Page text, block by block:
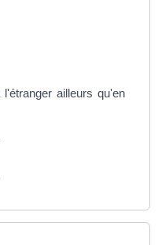
ailleurs qu'en